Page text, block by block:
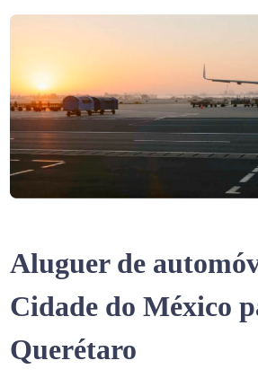
Aluguer de
Cidade do México
Querétaro